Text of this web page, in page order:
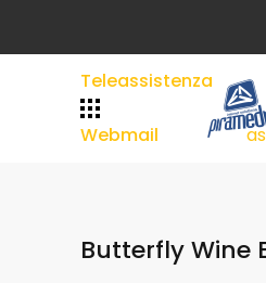
Teleassistenza
Webmail
Butterfly Wine